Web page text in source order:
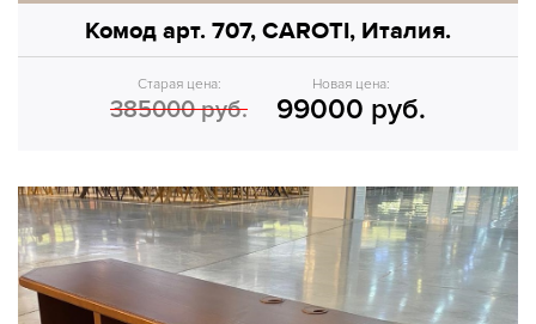
Комод арт. 707, CAROTI, Италия.
Старая цена:
385000 руб.
Новая цена:
99000 руб.